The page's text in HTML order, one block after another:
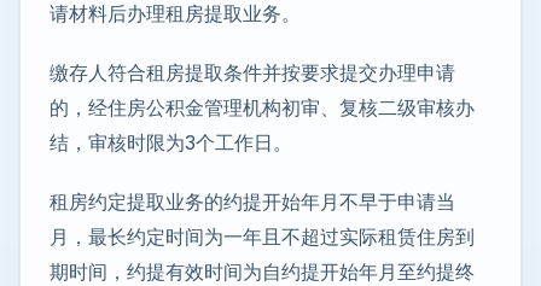
请材料后办理租房提取业务。
缴存人符合租房提取条件并按要求提交办理申请
的，经住房公积金管理机构初审、复核二级审核办
结，审核时限为3个工作日。
租房约定提取业务的约提开始年月不早于申请当
月，最长约定时间为一年且不超过实际租赁住房到
期时间，约提有效时间为自约提开始年月至约提终